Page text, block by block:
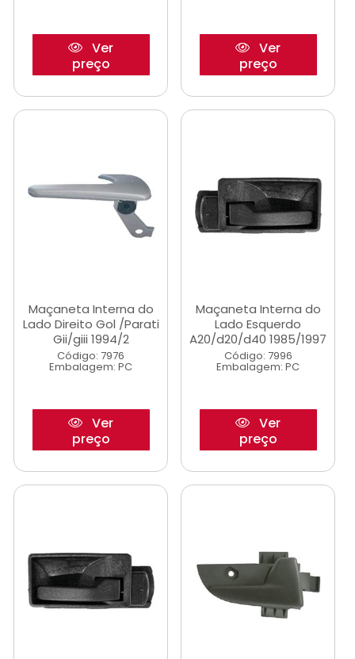
Ver
preço
Ver
preço
Maçaneta Interna do
Lado Direito Gol /Parati
Gii/giii 1994/2
Código: 7976
Embalagem: PC
Ver
preço
Maçaneta Interna do
Lado Esquerdo
A20/d20/d40 1985/1997
Código: 7996
Embalagem: PC
Ver
preço